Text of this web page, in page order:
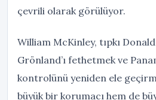
çevrili olarak görülüyor.
William McKinley, tıpkı
Grönland’ı fethetmek ve
kontrolünü yeniden ele
büyük bir korumacı hem de